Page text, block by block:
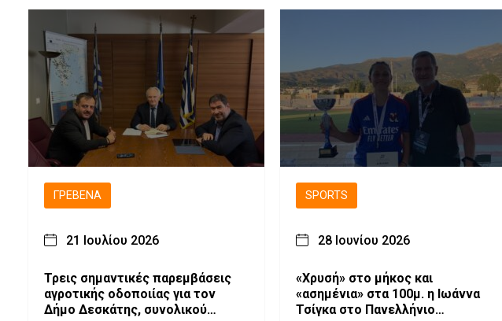
ΓΡΕΒΕΝΆ
21 Ιουλίου 2026
Τρεις σημαντικές παρεμβάσεις
αγροτικής οδοποιίας για τον
Δήμο Δεσκάτης, συνολικού
SPORTS
28 Ιουνίου 2026
«Χρυσή» στο μήκος και
«ασημένια» στα 100μ. η Ιωάννα
Τσίγκα στο Πανελλήνιο